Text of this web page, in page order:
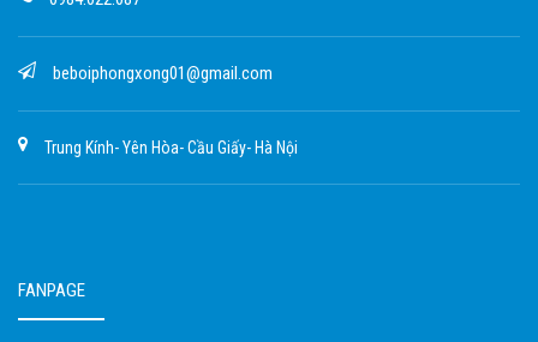
beboiphongxong01@gmail.com
Trung Kính- Yên Hòa- Cầu Giấy- Hà Nội
FANPAGE